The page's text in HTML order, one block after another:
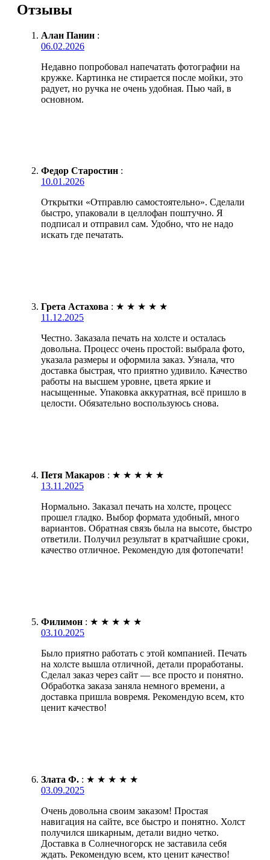
Отзывы
Алан Панин :
06.02.2026
Недавно попробовал напечатать фотографии на
кружке. Картинка не стирается после мойки, это
радует, но ручка не очень удобная. Пью чай, в
основном.
Федор Старостин :
10.01.2026
Открытки «Отправлю самостоятельно». Сделали
быстро, упаковали в целлофан поштучно. Я
подписал и отправил сам. Удобно, что не надо
искать где печатать.
Грета Астахова : ★ ★ ★ ★ ★
11.12.2025
Честно. Заказала печать на холсте и осталась
довольна. Процесс очень простой: выбрала фото,
указала размеры и оформила заказ. Узнала, что
доставка быстрая, что приятно удивило. Качество
работы на высшем уровне, цвета яркие и
насыщенные. Упаковка аккуратная, всё пришло в
целости. Обязательно воспользуюсь снова.
Петя Макаров : ★ ★ ★ ★ ★
13.11.2025
Нормально. Заказал печать на холсте, процесс
прошел гладко. Выбор формата удобный, много
вариантов. Обратная связь была на высоте, быстро
ответили. Получил результат в кратчайшие сроки,
качество отличное. Рекомендую для фотопечати!
Филимон : ★ ★ ★ ★ ★
03.10.2025
Было приятно работать с этой компанией. Печать
на холсте вышла отличной, детали проработаны.
Сделал заказ через сайт — все просто и понятно.
Обработка заказа заняла немного времени, а
доставка пришла вовремя. Рекомендую всем, кто
ценит качество!
Злата Ф. : ★ ★ ★ ★ ★
03.09.2025
Очень довольна своим заказом! Простая
навигация на сайте, все быстро и понятно. Холст
получился шикарным, детали видно четко.
Доставка в Солнечногорск не заставила себя
ждать. Рекомендую всем, кто ценит качество!